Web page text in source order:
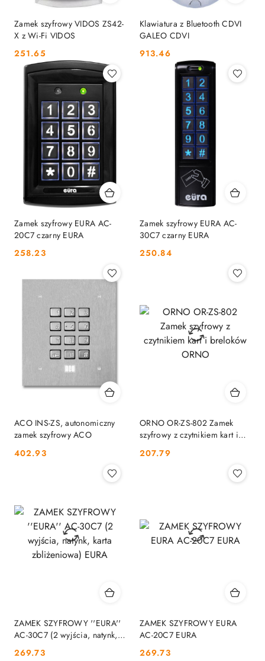
Zamek szyfrowy VIDOS ZS42-
X z Wi-Fi VIDOS
Cena:
251.65
Klawiatura z Bluetooth CDVI
GALEO CDVI
Cena:
913.46
Zamek szyfrowy EURA AC-
20C7 czarny EURA
Cena:
258.23
Zamek szyfrowy EURA AC-
30C7 czarny EURA
Cena:
250.84
ACO INS-ZS, autonomiczny
zamek szyfrowy ACO
Cena:
402.93
ORNO OR-ZS-802 Zamek
szyfrowy z czytnikiem kart i
Cena:
207.79
ZAMEK SZYFROWY ''EURA''
AC-30C7 (2 wyjścia, natynk,
Cena:
269.73
ZAMEK SZYFROWY EURA
AC-20C7 EURA
Cena:
269.73